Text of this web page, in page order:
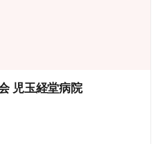
児玉経堂病院